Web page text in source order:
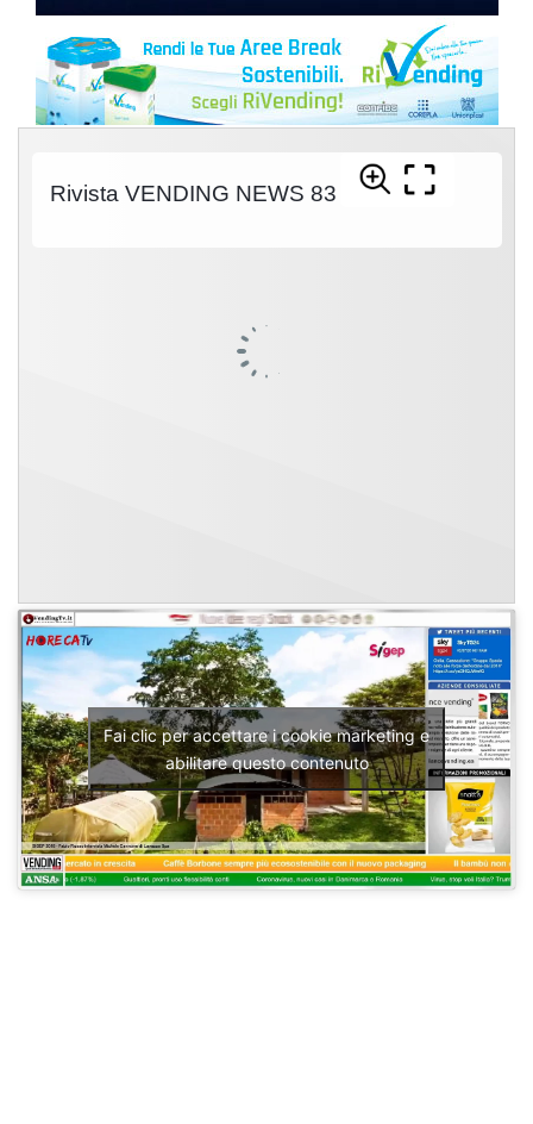
Fai clic per accettare i cookie marketing e
abilitare questo contenuto